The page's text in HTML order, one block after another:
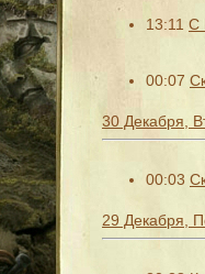
13:11 С
00:07
30 Декабря,
00:03
29 Декабря,